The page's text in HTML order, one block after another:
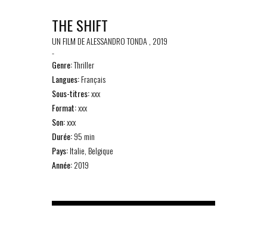
THE SHIFT
UN FILM DE ALESSANDRO TONDA , 2019
-
Genre:Thriller
Langues:Français
Sous-titres:xxx
Format:xxx
Son:xxx
Durée:95 min
Pays:Italie, Belgique
Année:2019